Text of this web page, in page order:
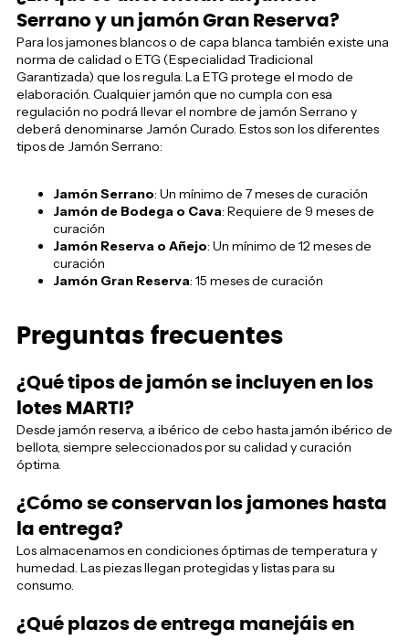
Serrano y un jamón Gran Reserva?
Para los jamones blancos o de capa blanca también existe una
norma de calidad o ETG (Especialidad Tradicional
Garantizada) que los regula. La ETG protege el modo de
elaboración. Cualquier jamón que no cumpla con esa
regulación no podrá llevar el nombre de jamón Serrano y
deberá denominarse Jamón Curado. Estos son los diferentes
tipos de Jamón Serrano:
Jamón Serrano: Un mínimo de 7 meses de curación
Jamón de Bodega o Cava: Requiere de 9 meses de
curación
Jamón Reserva o Añejo: Un mínimo de 12 meses de
curación
Jamón Gran Reserva: 15 meses de curación
Preguntas frecuentes
¿Qué tipos de jamón se incluyen en los
lotes MARTI?
Desde jamón reserva, a ibérico de cebo hasta jamón ibérico de
bellota, siempre seleccionados por su calidad y curación
óptima.
¿Cómo se conservan los jamones hasta
la entrega?
Los almacenamos en condiciones óptimas de temperatura y
humedad. Las piezas llegan protegidas y listas para su
consumo.
¿Qué plazos de entrega manejáis en